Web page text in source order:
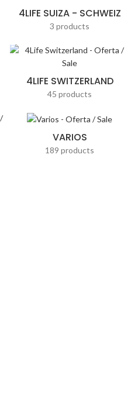
4LIFE SUIZA - SCHWEIZ
3 products
4LIFE SWITZERLAND
45 products
VARIOS
189 products